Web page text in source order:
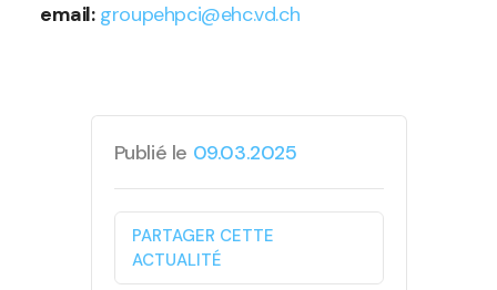
email: groupehpci@ehc.vd.ch
Publié le 09.03.2025
PARTAGER CETTE
ACTUALITÉ